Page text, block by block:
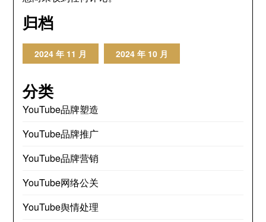
归档
2024 年 11 月 2024 年 10 月
分类
YouTube品牌塑造
YouTube品牌推广
YouTube品牌营销
YouTube网络公关
YouTube舆情处理